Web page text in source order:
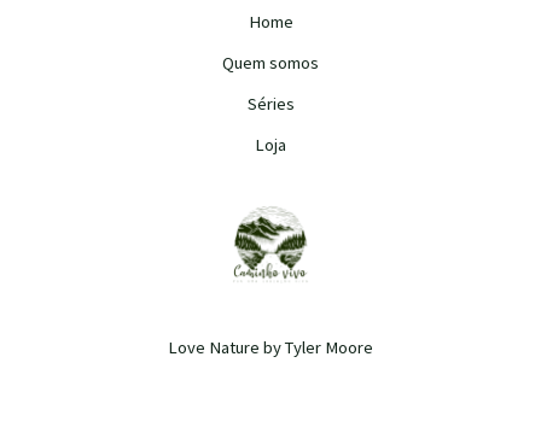
Home
Quem somos
Séries
Loja
Love Nature by Tyler Moore